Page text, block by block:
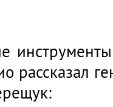
рассказал